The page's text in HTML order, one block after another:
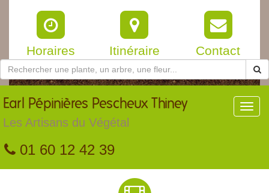
Horaires Itinéraire Contact
Earl Pépinières Pescheux Thiney
Les Artisans du Végétal
01 60 12 42 39